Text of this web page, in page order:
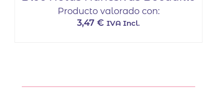
Producto valorado con:
3,47 € IVA Incl.
variantes.